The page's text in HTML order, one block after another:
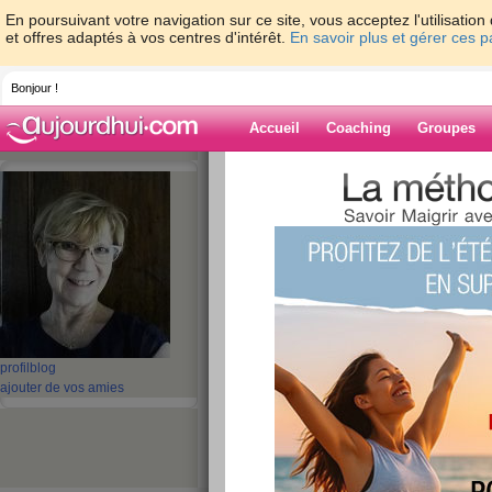
En poursuivant votre navigation sur ce site, vous acceptez
et offres adaptés à vos centres d'intérêt. En savoir plus et gérer ces
Bonjour !
Accueil Coaching Groupes
profil blog
ajouter de vos amies
>
> UNE
DE ROUGETS AU PISTOU
Blog de
UNE PETITE
TARTE DE
publié le 10/03/2009 à 16:09